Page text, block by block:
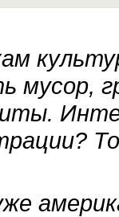
мусор,